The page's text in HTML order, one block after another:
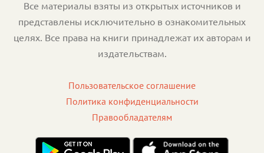
Все материалы взяты из открытых источников и
представлены исключительно в ознакомительных
целях. Все права на книги принадлежат их авторам и
издательствам.
Пользовательское соглашение
Политика конфиденциальности
Правообладателям